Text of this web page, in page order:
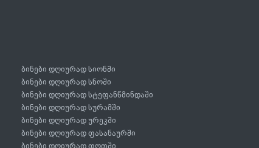
ბინები დღიურად სიონში
ბინები დღიურად სნოში
ბინები დღიურად სტეფანწმინდაში
ბინები დღიურად სურამში
ბინები დღიურად ურეკში
ბინები დღიურად ფასანაურში
ბინები დღიურად ფოთში